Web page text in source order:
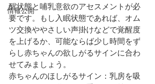
情報公開
醒状態と哺乳意欲のアセスメントが必
要です。もし入眠状態であれば、オム
ツ交換ややさしい声掛けなどで覚醒度
を上げるか、可能ならば少し時間をず
らし赤ちゃんの欲しがるサインに合わ
せてみましょう。
赤ちゃんのほしがるサイン：乳房を吸